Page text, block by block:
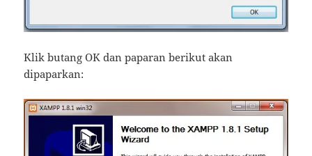
Klik butang OK dan paparan berikut akan
dipaparkan: